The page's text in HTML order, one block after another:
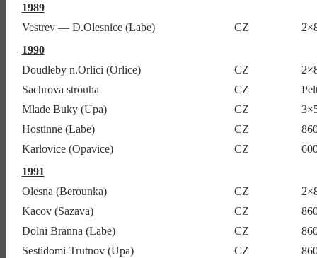
1989
Vestrev — D.Olesnice (Labe)
CZ
1990
Doudleby n.Orlici (Orlice)
CZ
Sachrova strouha
CZ
Mlade Buky (Upa)
CZ
Hostinne (Labe)
CZ
Karlovice (Opavice)
CZ
1991
Olesna (Berounka)
CZ
Kacov (Sazava)
CZ
Dolni Branna (Labe)
CZ
Sestidomi-Trutnov (Upa)
CZ